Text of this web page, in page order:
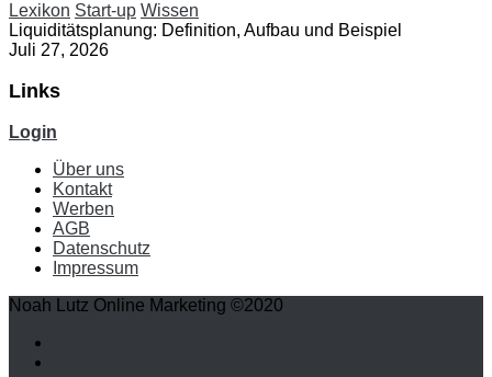
Lexikon Start-up Wissen
Liquiditätsplanung: Definition, Aufbau und Beispiel
Juli 27, 2026
Links
Login
Über uns
Kontakt
Werben
AGB
Datenschutz
Impressum
Noah Lutz Online Marketing ©2020